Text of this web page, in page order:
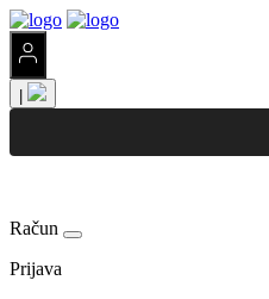
Račun
Prijava